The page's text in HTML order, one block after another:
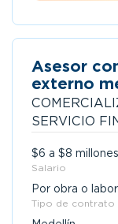
Asesor
externo
SERVICIO
$6 a $8 millones
Salario
Por obra o labor
Tipo de contrato